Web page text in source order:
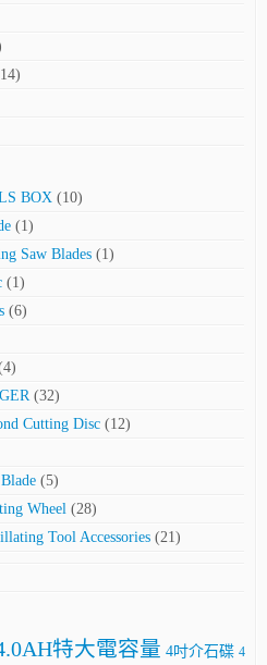
BOX (10)
(1)
Saw Blades (1)
(1)
(6)
(32)
Cutting Disc (12)
(5)
Wheel (28)
Tool Accessories (21)
特大電容量 4吋介石碟 4